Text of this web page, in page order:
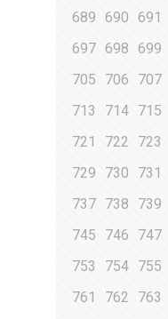
689
690 691
697 698 699
705
706 707
713
714 715
721
722 723
729
730 731
737 738 739
745
746 747
753
754 755
761
762 763